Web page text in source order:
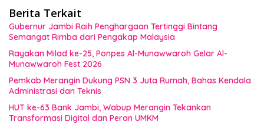
Berita Terkait
Gubernur Jambi Raih Penghargaan Tertinggi Bintang
Semangat Rimba dari Pengakap Malaysia
Rayakan Milad ke-25, Ponpes Al-Munawwaroh Gelar Al-
Munawwaroh Fest 2026
Pemkab Merangin Dukung PSN 3 Juta Rumah, Bahas Kendala
Administrasi dan Teknis
HUT ke-63 Bank Jambi, Wabup Merangin Tekankan
Transformasi Digital dan Peran UMKM